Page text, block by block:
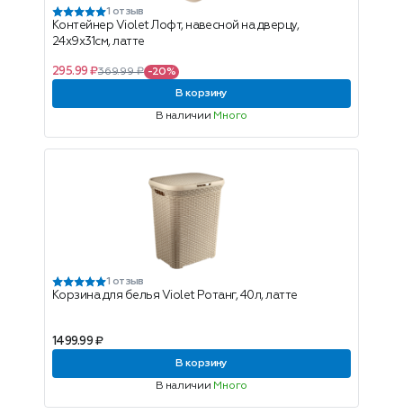
1 отзыв
Контейнер Violet Лофт, навесной на дверцу,
24х9х31см, латте
295.99 ₽369.99 ₽ -20%
В корзину
В наличии Много
1 отзыв
Корзина для белья Violet Ротанг, 40л, латте
1499.99 ₽
В корзину
В наличии Много